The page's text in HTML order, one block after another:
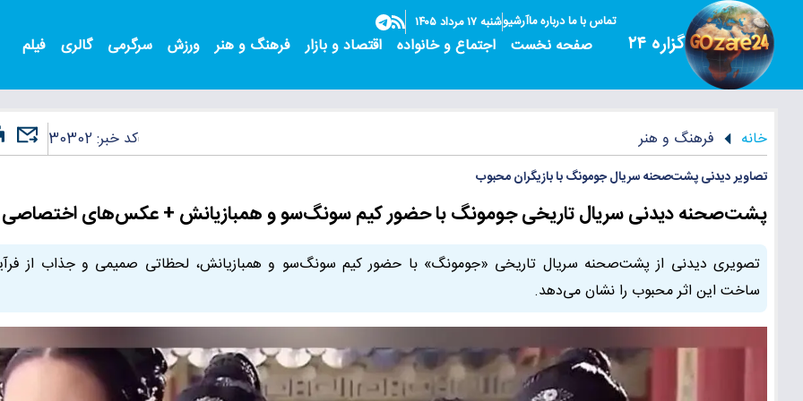
گزاره ۲۴
تماس با مادرباره ماآرشیوشنبه ۱۷ مرداد ۱۴۰۵
صفحه نخست اجتماع و خانواده اقتصاد و بازار فرهنگ و هنر ورزش سرگرمی گالری فیلم
خانه فرهنگ و هنر کد خبر:30302
تصاویر دیدنی پشت‌صحنه سریال جومونگ با بازیگران محبوب
پشت‌صحنه دیدنی سریال تاریخی جومونگ با حضور کیم سونگ‌سو و همبازیانش + عکس‌های اختصاصی
تصویری دیدنی از پشت‌صحنه سریال تاریخی «جومونگ» با حضور کیم سونگ‌سو و همبازیانش، لحظاتی صمیمی و جذاب از
ساخت این اثر محبوب را نشان می‌دهد.